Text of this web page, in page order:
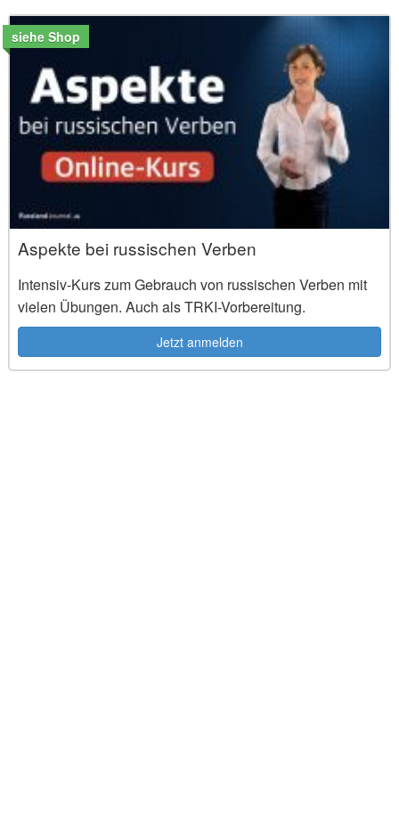
siehe Shop
Aspekte bei russischen Verben
Intensiv-Kurs zum Gebrauch von russischen Verben mit
vielen Übungen. Auch als TRKI-Vorbereitung.
Jetzt anmelden